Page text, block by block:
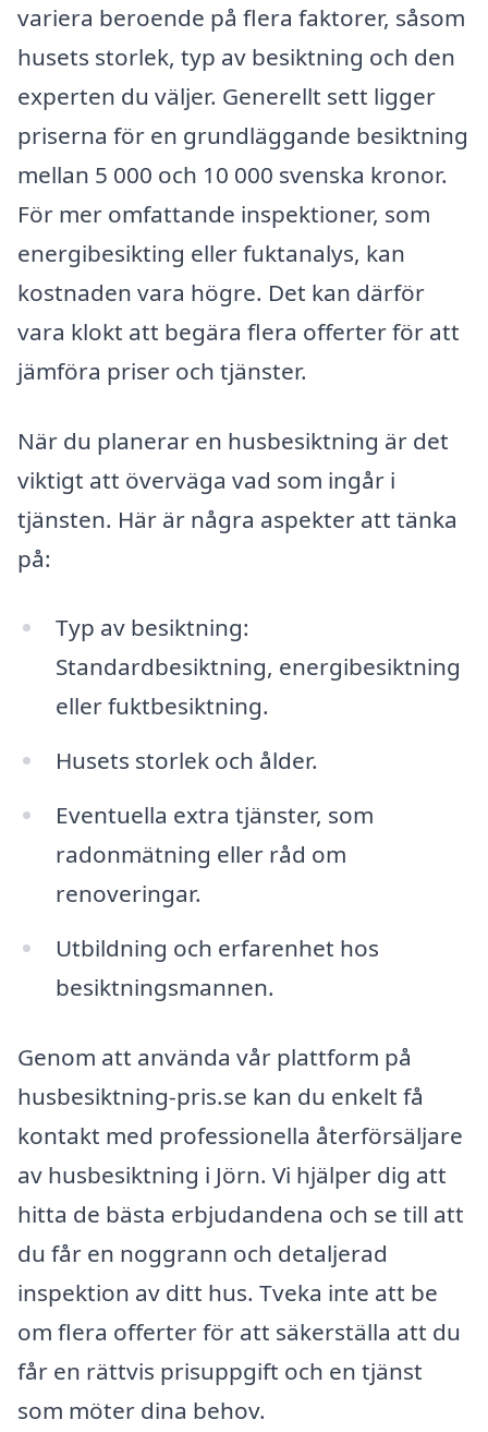
variera beroende på flera faktorer, såsom
husets storlek, typ av besiktning och den
experten du väljer. Generellt sett ligger
priserna för en grundläggande besiktning
mellan 5 000 och 10 000 svenska kronor.
För mer omfattande inspektioner, som
energibesikting eller fuktanalys, kan
kostnaden vara högre. Det kan därför
vara klokt att begära flera offerter för att
jämföra priser och tjänster.
När du planerar en husbesiktning är det
viktigt att överväga vad som ingår i
tjänsten. Här är några aspekter att tänka
på:
Typ av besiktning:
Standardbesiktning, energibesiktning
eller fuktbesiktning.
Husets storlek och ålder.
Eventuella extra tjänster, som
radonmätning eller råd om
renoveringar.
Utbildning och erfarenhet hos
besiktningsmannen.
Genom att använda vår plattform på
husbesiktning-pris.se kan du enkelt få
kontakt med professionella återförsäljare
av husbesiktning i Jörn. Vi hjälper dig att
hitta de bästa erbjudandena och se till att
du får en noggrann och detaljerad
inspektion av ditt hus. Tveka inte att be
om flera offerter för att säkerställa att du
får en rättvis prisuppgift och en tjänst
som möter dina behov.